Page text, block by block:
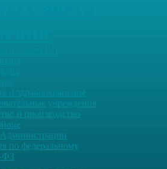
и здравоохранение
учреждения
и производство
по федеральному
ФЗ